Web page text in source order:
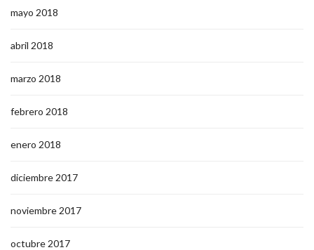
mayo 2018
abril 2018
marzo 2018
febrero 2018
enero 2018
diciembre 2017
noviembre 2017
octubre 2017